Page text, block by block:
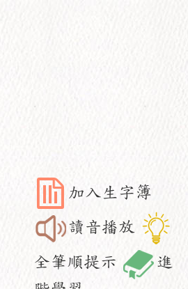
加入生字簿
讀音播放
全筆順提示
進